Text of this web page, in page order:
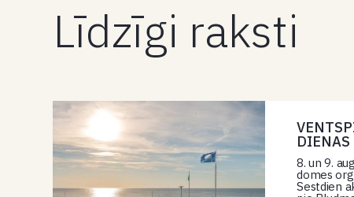
Līdzīgi raksti
DIENAS
8. un 9.
domes
Sestdien